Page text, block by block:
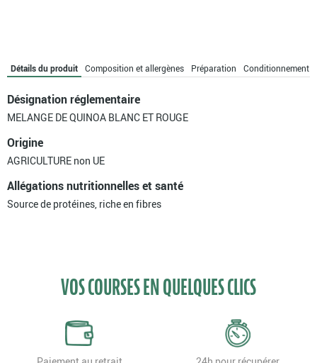
et
rouge
bio
Détails du produit Composition et allergènes Préparation Conditionnement
Désignation réglementaire
MELANGE DE QUINOA BLANC ET ROUGE
Origine
AGRICULTURE non UE
Allégations nutritionnelles et santé
Source de protéines, riche en fibres
VOS COURSES EN QUELQUES CLICS